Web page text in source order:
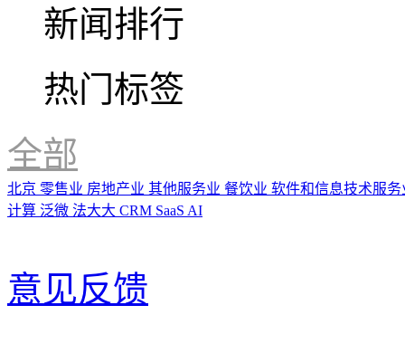
新闻排行
热门标签
全部
北京 零售业 房地产业 其他服务业 餐饮业 软件和信息技术服
计算 泛微 法大大 CRM SaaS AI
意见反馈